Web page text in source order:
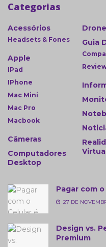
Categorias
Acessórios
Headsets & Fones
Apple
IPad
IPhone
Mac Mini
Mac Pro
Macbook
Câmeras
Computadores
Desktop
Guia
Pagar com
27 DE
Design vs.
Premium